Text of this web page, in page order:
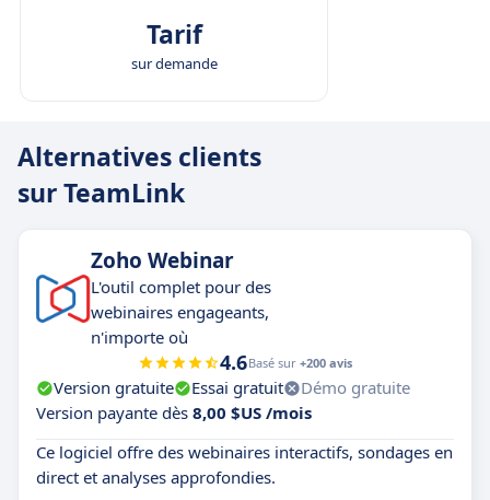
Tarif
sur demande
Alternatives clients
sur TeamLink
Zoho Webinar
L'outil complet pour des
webinaires engageants,
n'importe où
4.6Basé sur +200 avis
Version gratuite Essai gratuit
Démo gratuite
Version payante dès 8,00 $US /mois
Ce logiciel offre des webinaires interactifs, sondages en
direct et analyses approfondies.